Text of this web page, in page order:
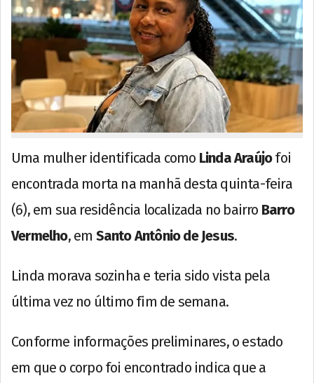
Uma mulher identificada como Linda Araújofoi
encontrada morta na manhã desta quinta-feira
(6), em sua residência localizada no bairro Barro
Vermelho, em Santo Antônio de Jesus.
Linda morava sozinha e teria sido vista pela
última vez no último fim de semana.
Conforme informações preliminares, o estado
em que o corpo foi encontrado indica que a